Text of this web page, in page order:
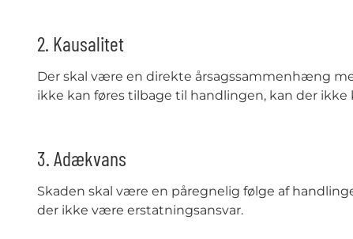
2. Kausalitet
Der skal være en direkte årsagssammenhæng
ikke kan føres tilbage til handlingen, kan der
3. Adækvans
Skaden skal være en påregnelig følge af
der ikke være erstatningsansvar.